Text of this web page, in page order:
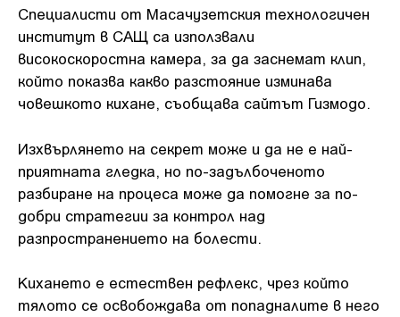
Специалисти от Масачузетския технологичен
институт в САЩ са използвали
високоскоростна камера, за да заснемат клип,
който показва какво разстояние изминава
човешкото кихане, съобщава сайтът Гизмодо.
Изхвърлянето на секрет може и да не е най-
приятната гледка, но по-задълбоченото
разбиране на процеса може да помогне за по-
добри стратегии за контрол над
разпространението на болести.
Кихането е естествен рефлекс, чрез който
тялото се освобождава от попадналите в него